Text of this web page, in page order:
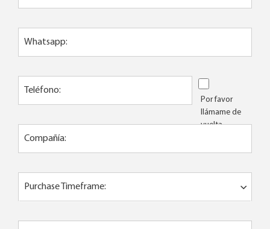
Whatsapp:
Teléfono:
Por favor
llámame de
vuelta
Compañía:
Purchase Timeframe: